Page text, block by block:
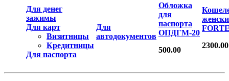
Для денег
зажимы
Для карт
Визитницы
Кредитницы
Для паспорта
Для
автодокументов
Обложка
для
паспорта
ОПДГМ-20
500.00
2300.00